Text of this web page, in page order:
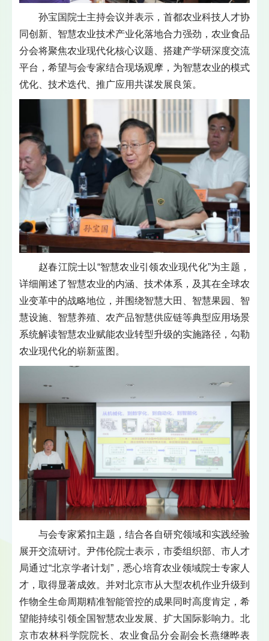
孙宝国院士主持会议并表示，首都农业科技人才协
同创新、智慧农业技术产业化落地合力强劲，农业食品
分会将聚焦农业现代化核心议题、搭建产学研深度交流
平台，希望与会专家结合现场观摩，为智慧农业的模式
优化、技术迭代、推广应用共谋发展良策。
赵春江院士以“智慧农业引领农业现代化”为主题，
详细阐述了智慧农业的内涵、技术体系，及其在全球农
业变革中的战略地位，并围绕智慧大田、智慧果园、智
慧设施、智慧养殖、农产品智慧供应链等典型应用场景
系统解读智慧农业赋能农业转型升级的实施路径，勾勒
农业现代化的崭新蓝图。
与会专家紧扣主题，结合各自研究领域和实践经验
展开交流研讨。尹伟伦院士表示，市委组织部、市人才
局通过“北京学者计划”，悉心培育农业领域院士专家人
才，取得显著成效。并对北京市从大型农机作业升级到
作物全生命周期精准智能管控的成果同时高度肯定，希
望能持续引领全国智慧农业发展、扩大国际影响力。北
京市农林科学院院长、农业食品分会副会长燕继晔表